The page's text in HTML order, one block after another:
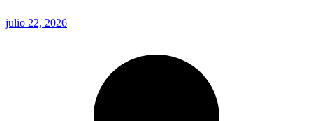
julio 22, 2026